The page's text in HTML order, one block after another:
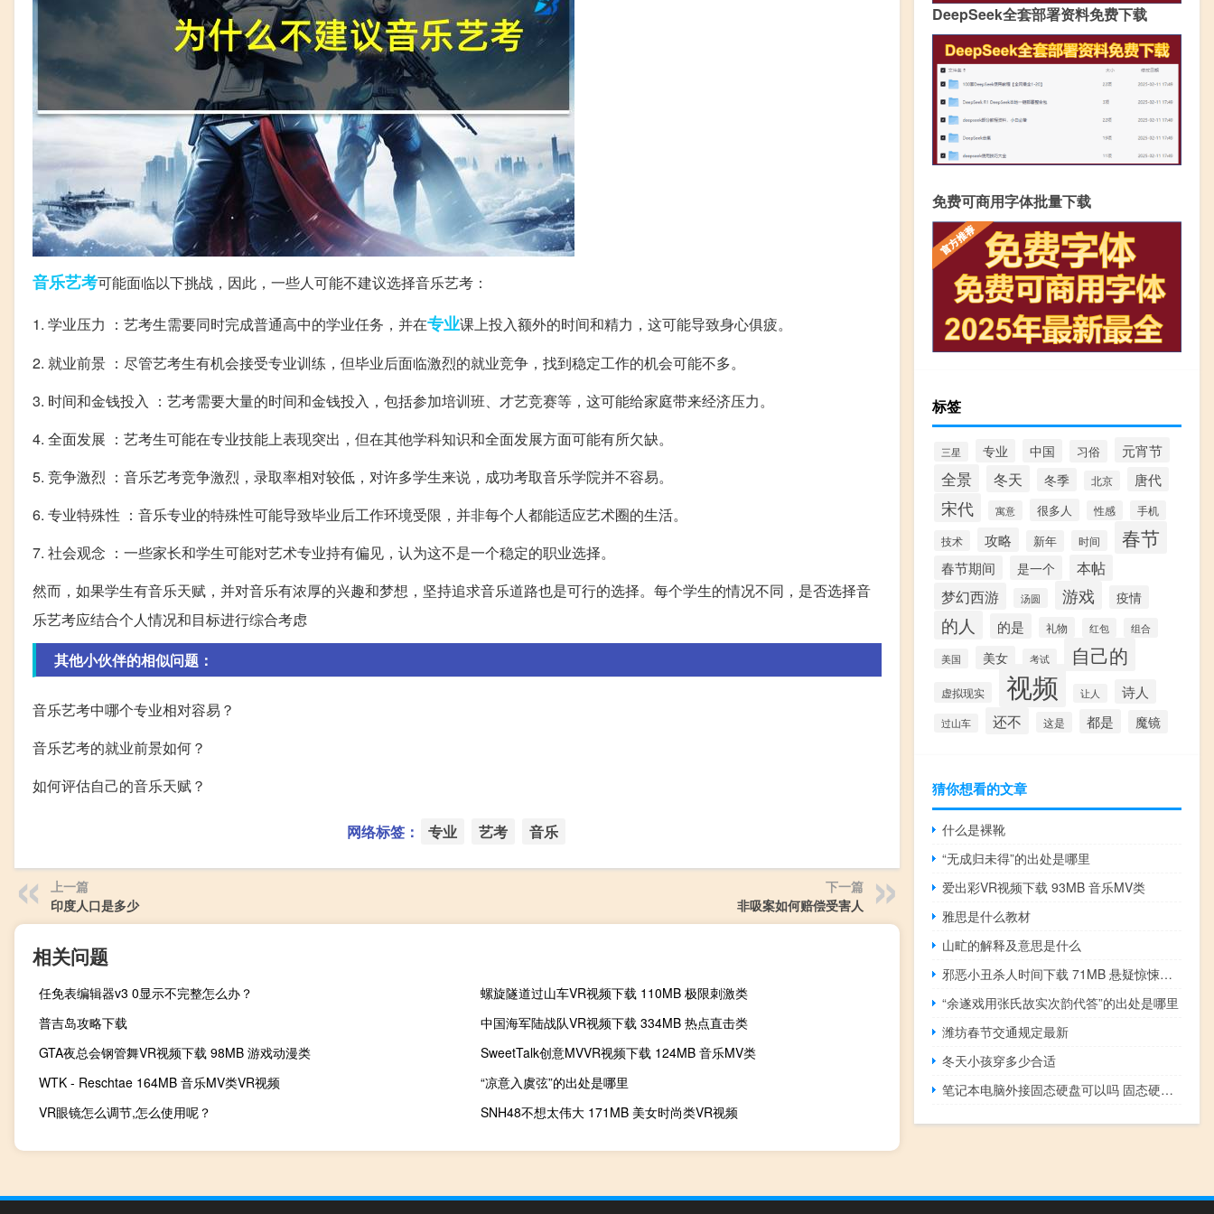
音乐艺考可能面临以下挑战，因此，一些人可能不建议选择音乐艺考：
1. 学业压力 ：艺考生需要同时完成普通高中的学业任务，并在专业课上投入额外的时间和精力，这可能导致身心俱疲。
2. 就业前景 ：尽管艺考生有机会接受专业训练，但毕业后面临激烈的就业竞争，找到稳定工作的机会可能不多。
3. 时间和金钱投入 ：艺考需要大量的时间和金钱投入，包括参加培训班、才艺竞赛等，这可能给家庭带来经济压力。
4. 全面发展 ：艺考生可能在专业技能上表现突出，但在其他学科知识和全面发展方面可能有所欠缺。
5. 竞争激烈 ：音乐艺考竞争激烈，录取率相对较低，对许多学生来说，成功考取音乐学院并不容易。
6. 专业特殊性 ：音乐专业的特殊性可能导致毕业后工作环境受限，并非每个人都能适应艺术圈的生活。
7. 社会观念 ：一些家长和学生可能对艺术专业持有偏见，认为这不是一个稳定的职业选择。
然而，如果学生有音乐天赋，并对音乐有浓厚的兴趣和梦想，坚持追求音乐道路也是可行的选择。每个学生的情况不同，是否选择音
乐艺考应结合个人情况和目标进行综合考虑
其他小伙伴的相似问题：
音乐艺考中哪个专业相对容易？
音乐艺考的就业前景如何？
如何评估自己的音乐天赋？
网络标签： 专业 艺考 音乐
上一篇
印度人口是多少
下一篇
非吸案如何赔偿受害人
相关问题
任免表编辑器v3 0显示不完整怎么办？
螺旋隧道过山车VR视频下载 110MB 极限刺激类
普吉岛攻略下载
中国海军陆战队VR视频下载 334MB 热点直击类
GTA夜总会钢管舞VR视频下载 98MB 游戏动漫类
SweetTalk创意MVVR视频下载 124MB 音乐MV类
WTK - Reschtae 164MB 音乐MV类VR视频
“凉意入虞弦”的出处是哪里
VR眼镜怎么调节,怎么使用呢？
SNH48不想太伟大 171MB 美女时尚类VR视频
DeepSeek全套部署资料免费下载
免费可商用字体批量下载
标签
三星 专业 中国 习俗 元宵节
全景 冬天 冬季 北京 唐代
宋代 寓意 很多人 性感 手机
技术 攻略 新年 时间 春节
春节期间 是一个 本帖
梦幻西游 汤圆 游戏 疫情
的人 的是 礼物 红包 组合
美国 美女 考试 自己的
虚拟现实 视频 让人 诗人
过山车 还不 这是 都是 魔镜
猜你想看的文章
什么是裸靴
“无成归未得”的出处是哪里
爱出彩VR视频下载 93MB 音乐MV类
雅思是什么教材
山甿的解释及意思是什么
邪恶小丑杀人时间下载 71MB 悬疑惊悚类VR视频
“余遂戏用张氏故实次韵代答”的出处是哪里
潍坊春节交通规定最新
冬天小孩穿多少合适
笔记本电脑外接固态硬盘可以吗 固态硬盘可以外接于笔记本吗